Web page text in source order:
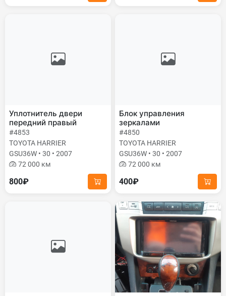
Уплотнитель двери
передний правый
#4853
TOYOTA HARRIER
GSU36W • 30 • 2007
72 000 км
800₽
Блок управления
зеркалами
#4850
TOYOTA HARRIER
GSU36W • 30 • 2007
72 000 км
400₽